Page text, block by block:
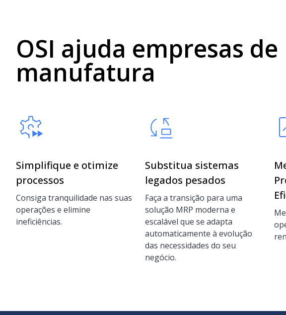
OSI ajuda empresas de
manufatura
Simplifique e otimize
processos
Consiga tranquilidade nas suas
operações e elimine
ineficiências.
Substitua sistemas
legados pesados
Faça a transição para uma
solução MRP moderna e
escalável que se adapta
automaticamente à evolução
das necessidades do seu
negócio.